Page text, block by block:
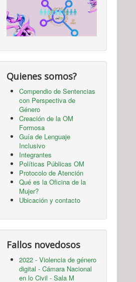
Quienes somos?
Compendio de Sentencias
con Perspectiva de
Género
Creación de la OM
Formosa
Guía de Lenguaje
Inclusivo
Integrantes
Políticas Públicas OM
Protocolo de Atención
Qué es la Oficina de la
Mujer?
Ubicación y contacto
Fallos novedosos
2022 - Violencia de género
digital - Cámara Nacional
en lo Civil - Sala M